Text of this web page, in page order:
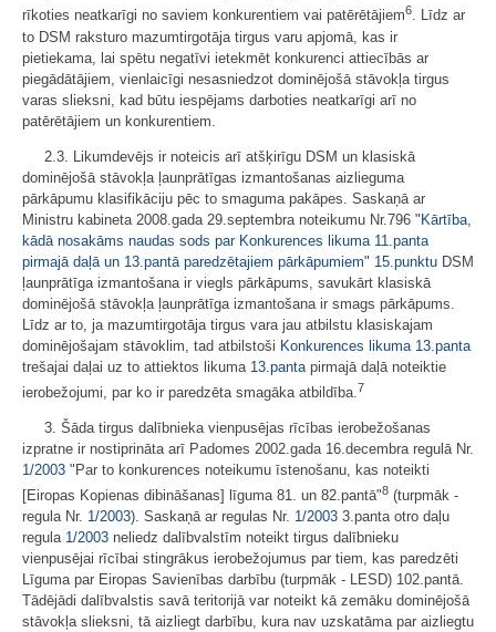
rīkoties neatkarīgi no saviem konkurentiem vai patērētājiem6. Līdz ar
to DSM raksturo mazumtirgotāja tirgus varu apjomā, kas ir
pietiekama, lai spētu negatīvi ietekmēt konkurenci attiecībās ar
piegādātājiem, vienlaicīgi nesasniedzot dominējošā stāvokļa tirgus
varas slieksni, kad būtu iespējams darboties neatkarīgi arī no
patērētājiem un konkurentiem.
2.3. Likumdevējs ir noteicis arī atšķirīgu DSM un klasiskā
dominējošā stāvokļa ļaunprātīgas izmantošanas aizlieguma
pārkāpumu klasifikāciju pēc to smaguma pakāpes. Saskaņā ar
Ministru kabineta 2008.gada 29.septembra noteikumu Nr.796 "Kārtība,
kādā nosakāms naudas sods par Konkurences likuma 11.panta
pirmajā daļā un 13.pantā paredzētajiem pārkāpumiem" 15.punktu DSM
ļaunprātīga izmantošana ir viegls pārkāpums, savukārt klasiskā
dominējošā stāvokļa ļaunprātīga izmantošana ir smags pārkāpums.
Līdz ar to, ja mazumtirgotāja tirgus vara jau atbilstu klasiskajam
dominējošajam stāvoklim, tad atbilstoši Konkurences likuma 13.panta
trešajai daļai uz to attiektos likuma 13.panta pirmajā daļā noteiktie
ierobežojumi, par ko ir paredzēta smagāka atbildība. 7
3. Šāda tirgus dalībnieka vienpusējas rīcības ierobežošanas
izpratne ir nostiprināta arī Padomes 2002.gada 16.decembra regulā Nr.
1/2003 "Par to konkurences noteikumu īstenošanu, kas noteikti
[Eiropas Kopienas dibināšanas] līguma 81. un 82.pantā"8 (turpmāk -
regula Nr. 1/2003). Saskaņā ar regulas Nr. 1/2003 3.panta otro daļu
regula 1/2003 neliedz dalībvalstīm noteikt tirgus dalībnieku
vienpusējai rīcībai stingrākus ierobežojumus par tiem, kas paredzēti
Līguma par Eiropas Savienības darbību (turpmāk - LESD) 102.pantā.
Tādējādi dalībvalstis savā teritorijā var noteikt kā zemāku dominējošā
stāvokļa slieksni, tā aizliegt darbību, kura nav uzskatāma par aizliegtu